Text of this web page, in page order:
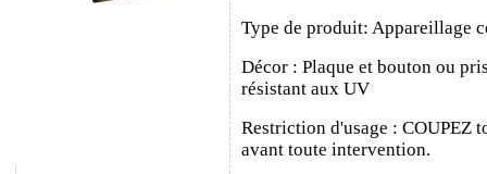
Type de produit: Appareillage
Décor : Plaque et bouton ou
résistant aux UV
Restriction d'usage : COUPEZ
avant toute intervention.